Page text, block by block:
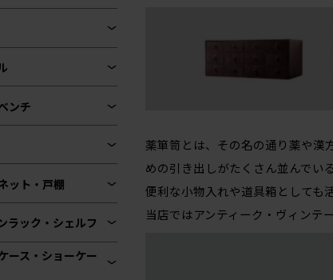
ンチ
ット・戸棚
ラック・シェルフ
ース・ショーケー
薬箪笥とは、その名の通り薬や漢
めの引き出しがたくさん並んでい
便利な小物入れや道具箱としても
当店ではアンティーク・ヴィンテ